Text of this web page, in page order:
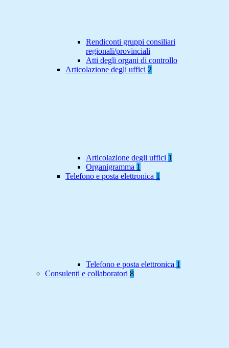
Rendiconti gruppi consiliari
regionali/provinciali
Atti degli organi di controllo
Articolazione degli uffici 2
Articolazione degli uffici 1
Organigramma 1
Telefono e posta elettronica 1
Telefono e posta elettronica 1
Consulenti e collaboratori 8